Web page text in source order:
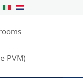
PVM)